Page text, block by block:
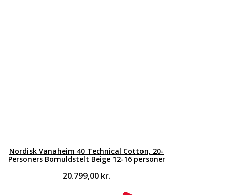
Nordisk Vanaheim 40 Technical Cotton, 20-
Personers Bomuldstelt Beige 12-16 personer
20.799,00 kr.